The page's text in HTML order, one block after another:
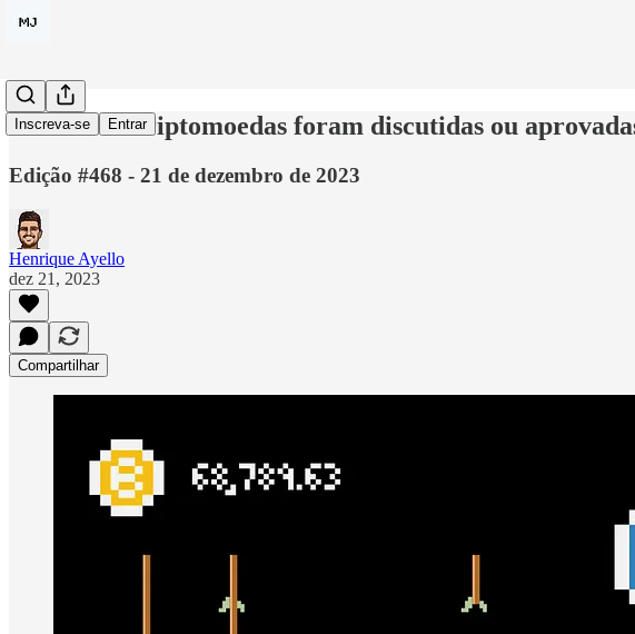
Inscreva-se Entrar
Leis sobre criptomoedas foram discutidas ou
Edição #468 - 21 de dezembro de 2023
Henrique Ayello
dez 21, 2023
Compartilhar